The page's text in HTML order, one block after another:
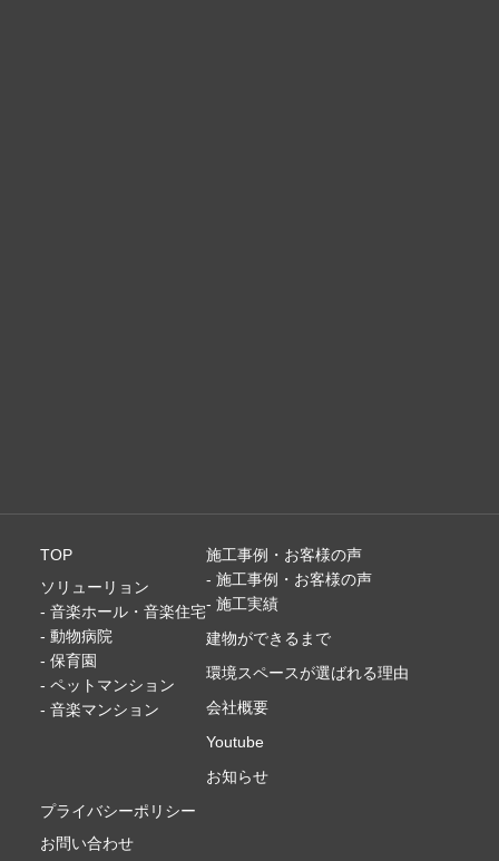
TOP
ソリューリョン
- 音楽ホール・音楽住宅
- 動物病院
- 保育園
- ペットマンション
- 音楽マンション
施工事例・お客様の声
- 施工事例・お客様の声
- 施工実績
建物ができるまで
環境スペースが選ばれる理由
会社概要
Youtube
お知らせ
プライバシーポリシー
お問い合わせ